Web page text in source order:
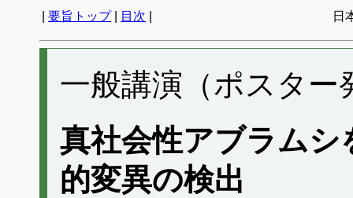
要旨トップ| 目次 日
一般講演（ポスター
真社会性アブラムシ
的変異の検出